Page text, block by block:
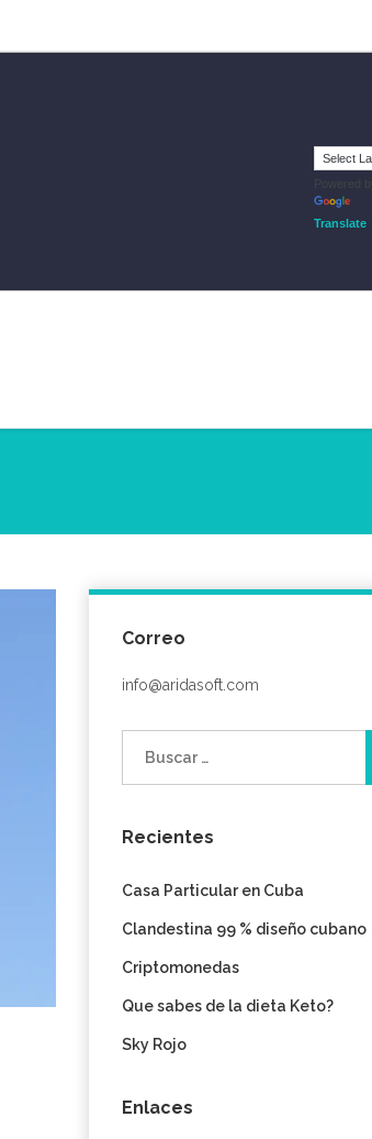
Powered by
Translate
Correo
info@aridasoft.com
Recientes
Casa Particular en Cuba
Clandestina 99 % diseño cubano
Criptomonedas
Que sabes de la dieta Keto?
Sky Rojo
Enlaces